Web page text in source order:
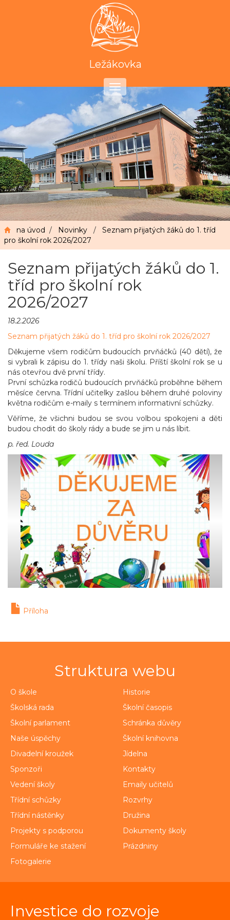
Ležákovka
Toggle
navigation
na úvod / Novinky / Seznam přijatých žáků do 1. tříd
pro školní rok 2026/2027
Seznam přijatých žáků do 1.
tříd pro školní rok
2026/2027
18.2.2026
Seznam přijatých žáků do 1. tříd pro školní rok 2026/2027
Děkujeme všem rodičům budoucích prvňáčků (40 dětí), že
si vybrali k zápisu do 1. třídy naši školu. Příští školní rok se u
nás otevřou dvě první třídy.
První schůzka rodičů budoucích prvňáčků proběhne během
měsíce června. Třídní učitelky zašlou během druhé poloviny
května rodičům e-maily s termínem informativní schůzky.
Věříme, že všichni budou se svou volbou spokojeni a děti
budou chodit do školy rády a bude se jim u nás líbit.
p. řed. Louda
Příloha
Struktura webu
O škole
Historie
Školská rada
Školní časopis
Školní parlament
Schránka důvěry
Naše úspěchy
Školní knihovna
Divadelní kroužek
Jídelna
Sponzoři
Kontakty
Vedení školy
Emaily učitelů
Třídní schůzky
Rozvrhy
Třídní nástěnky
Družina
Projekty s podporou
Dokumenty školy
Formuláře ke stažení
Prázdniny
Fotogalerie
Investice do rozvoje